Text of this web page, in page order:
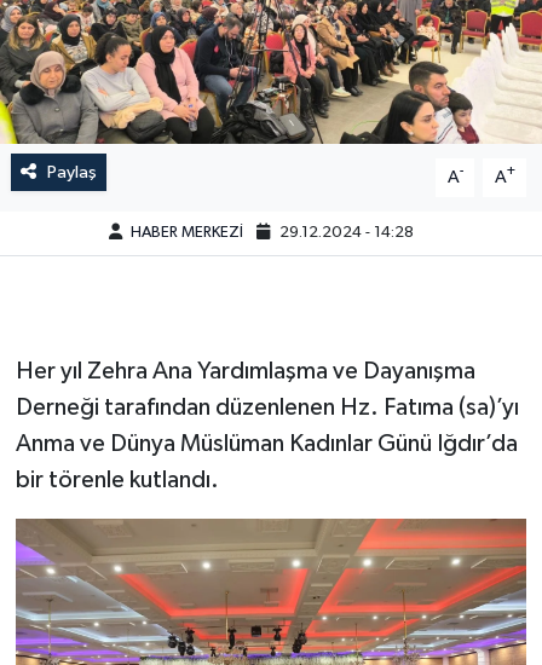
Paylaş A- A+
HABER MERKEZİ 29.12.2024 - 14:28
Her yıl Zehra Ana Yardımlaşma ve Dayanışma
Derneği tarafından düzenlenen Hz. Fatıma (sa)’yı
Anma ve Dünya Müslüman Kadınlar Günü Iğdır’da
bir törenle kutlandı.